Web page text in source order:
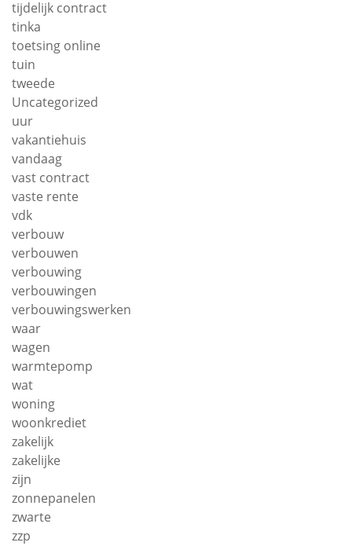
tijdelijk contract
tinka
toetsing online
tuin
tweede
Uncategorized
uur
vakantiehuis
vandaag
vast contract
vaste rente
vdk
verbouw
verbouwen
verbouwing
verbouwingen
verbouwingswerken
waar
wagen
warmtepomp
wat
woning
woonkrediet
zakelijk
zakelijke
zijn
zonnepanelen
zwarte
zzp